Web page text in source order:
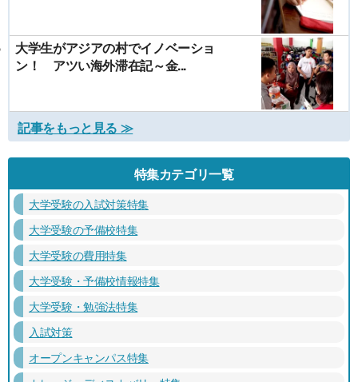
大学生がアジアの村でイノベーショ
ン！ アツい海外滞在記～金...
記事をもっと見る ≫
特集カテゴリ一覧
大学受験の入試対策特集
大学受験の予備校特集
大学受験の費用特集
大学受験・予備校情報特集
大学受験・勉強法特集
入試対策
オープンキャンパス特集